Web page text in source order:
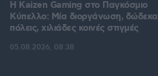
H Kaizen Gaming στο Παγκόσμιο
Kύπελλο: Μία διοργάνωση, δώδεκα
πόλεις, χιλιάδες κοινές στιγμές
05.08.2026, 08:38